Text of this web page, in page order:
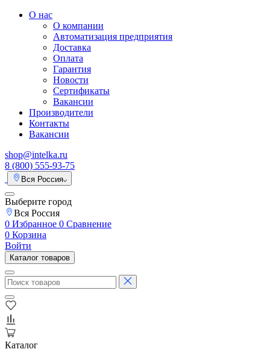
О нас
О компании
Автоматизация предприятия
Доставка
Оплата
Гарантия
Новости
Сертификаты
Вакансии
Производители
Контакты
Вакансии
shop@intelka.ru
8 (800) 555-93-75
Вся Россия
Выберите город
Вся Россия
0 Избранное 0 Сравнение
0 Корзина
Войти
Каталог товаров
Каталог